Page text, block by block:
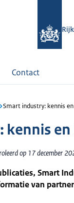
Contact
Smart industry: kennis
kennis
op 17 december
Smart
van